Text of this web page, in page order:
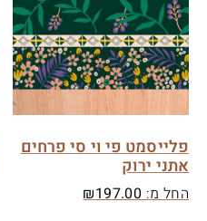
פלייסמט פי וי סי פרחים
אתני ירוק
החל מ: ₪197.00